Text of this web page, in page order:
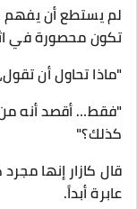
لم يستطع أن يفهم
تكون محصورة في
"ماذا تحاول أن
"فقط… أقصد أنه من
كذلك؟"
قال كازار إنها
عابرة أبداً.